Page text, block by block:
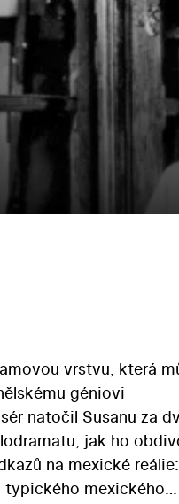
vrstvu, která
géniovi
natočil Susanu za
jak ho
na mexické reálie:
mexického